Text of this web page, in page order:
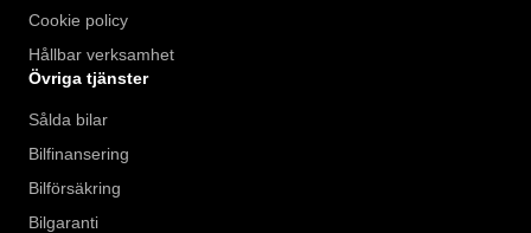
Cookie policy
Hållbar verksamhet
Övriga tjänster
Sålda bilar
Bilfinansering
Bilförsäkring
Bilgaranti